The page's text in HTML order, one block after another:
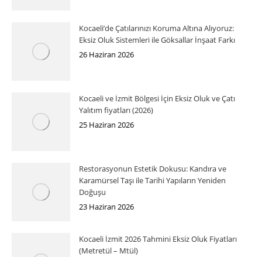
Kocaeli’de Çatılarınızı Koruma Altına Alıyoruz:
Eksiz Oluk Sistemleri ile Göksallar İnşaat Farkı
26 Haziran 2026
Kocaeli ve İzmit Bölgesi İçin Eksiz Oluk ve Çatı
Yalıtım fiyatları (2026)
25 Haziran 2026
Restorasyonun Estetik Dokusu: Kandıra ve
Karamürsel Taşı ile Tarihi Yapıların Yeniden
Doğuşu
23 Haziran 2026
Kocaeli İzmit 2026 Tahmini Eksiz Oluk Fiyatları
(Metretül – Mtül)